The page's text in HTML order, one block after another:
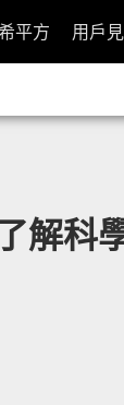
平方 用戶
解